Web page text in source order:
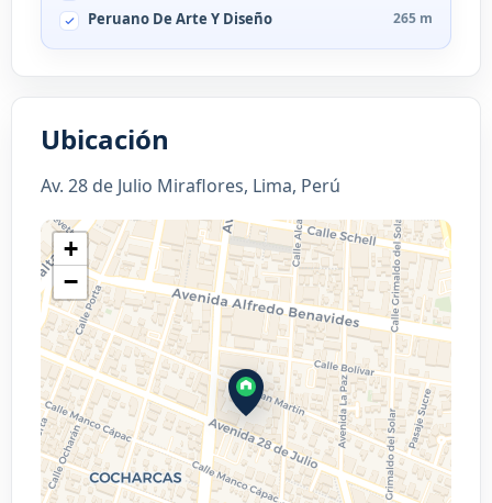
Peruano De Arte Y Diseño 265 m
Ubicación
Av. 28 de Julio Miraflores, Lima, Perú
+
−